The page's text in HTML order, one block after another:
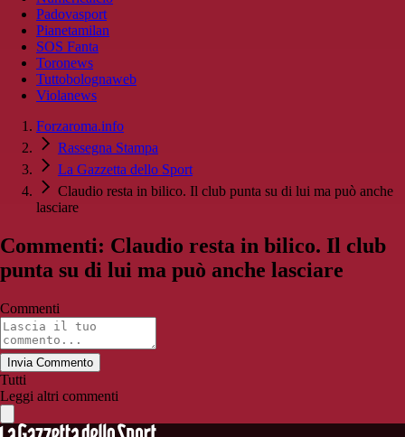
Padovasport
Pianetamilan
SOS Fanta
Toronews
Tuttobolognaweb
Violanews
Forzaroma.info
Rassegna Stampa
La Gazzetta dello Sport
Claudio resta in bilico. Il club punta su di lui ma può anche
lasciare
Commenti: Claudio resta in bilico. Il club
punta su di lui ma può anche lasciare
Commenti
Invia Commento
Tutti
Leggi altri commenti